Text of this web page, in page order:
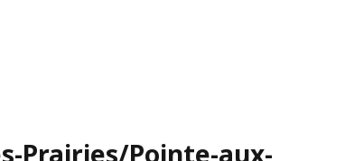
Prairies/Pointe-aux-